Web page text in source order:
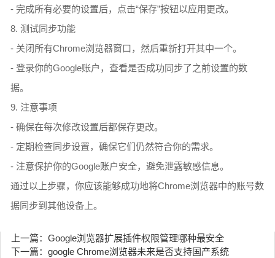
- 完成所有必要的设置后，点击“保存”按钮以应用更改。
8. 测试同步功能
- 关闭所有Chrome浏览器窗口，然后重新打开其中一个。
- 登录你的Google账户，查看是否成功同步了之前设置的数
据。
9. 注意事项
- 确保在每次修改设置后都保存更改。
- 定期检查同步设置，确保它们仍然符合你的需求。
- 注意保护你的Google账户安全，避免泄露敏感信息。
通过以上步骤，你应该能够成功地将Chrome浏览器中的账号数
据同步到其他设备上。
上一篇：Google浏览器扩展插件权限管理哪种最安全
下一篇：google Chrome浏览器未来是否支持国产系统